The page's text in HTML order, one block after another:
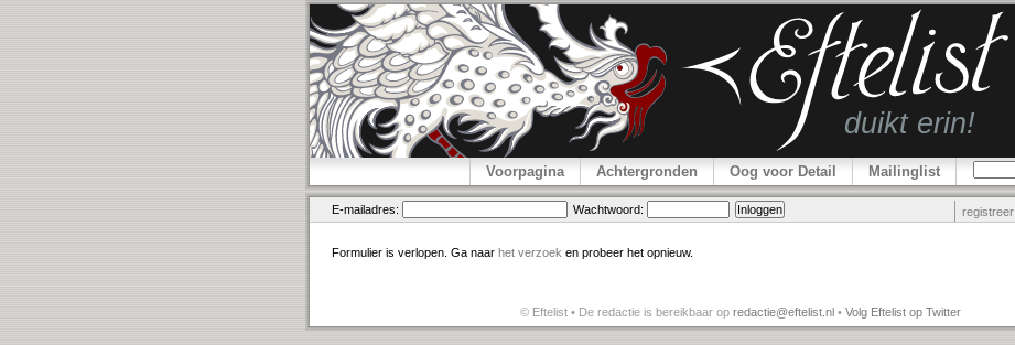
Voorpagina Achtergronden Oog voor Detail Mailinglist
E-mailadres: Wachtwoord: registreer
Formulier is verlopen. Ga naar het verzoek en probeer het opnieuw.
© Eftelist • De redactie is bereikbaar op redactie@eftelist.nl • Volg Eftelist op Twitter